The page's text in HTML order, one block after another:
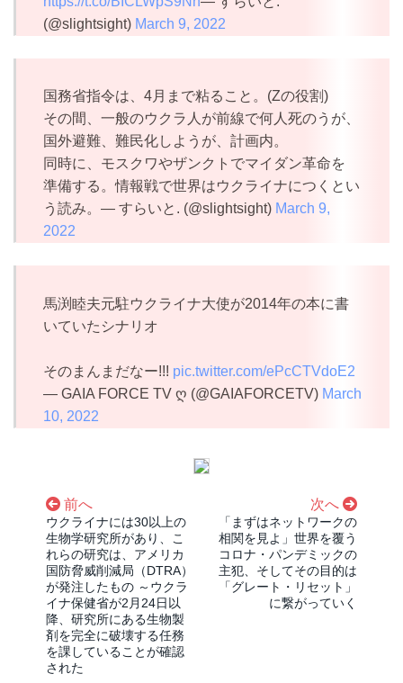
(@slightsight) March 9, 2022
国務省指令は、4月まで粘ること。(Zの役割)
その間、一般のウクラ人が前線で何人死のうが、
国外避難、難民化しようが、計画内。
同時に、モスクワやザンクトでマイダン革命を
準備する。情報戦で世界はウクライナにつくとい
う読み。— すらいと. (@slightsight) March 9,
2022
馬渕睦夫元駐ウクライナ大使が2014年の本に書
いていたシナリオ
そのまんまだなー!!! pic.twitter.com/ePcCTVdoE2
— GAIA FORCE TV ღ (@GAIAFORCETV) March
10, 2022
前へ
ウクライナには30以上の
生物学研究所があり、こ
れらの研究は、アメリカ
国防脅威削減局（DTRA）
が発注したもの ～ウクラ
イナ保健省が2月24日以
降、研究所にある生物製
剤を完全に破壊する任務
を課していることが確認
された
次へ
「まずはネットワークの
相関を見よ」世界を覆う
コロナ・パンデミックの
主犯、そしてその目的は
「グレート・リセット」
に繋がっていく